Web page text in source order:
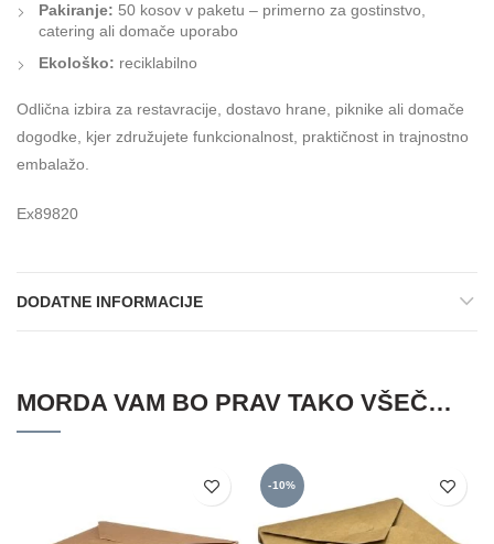
Pakiranje: 50 kosov v paketu – primerno za gostinstvo,
catering ali domače uporabo
Ekološko: reciklabilno
Odlična izbira za restavracije, dostavo hrane, piknike ali domače
dogodke, kjer združujete funkcionalnost, praktičnost in trajnostno
embalažo.
Ex89820
DODATNE INFORMACIJE
MORDA VAM BO PRAV TAKO VŠEČ…
-10%